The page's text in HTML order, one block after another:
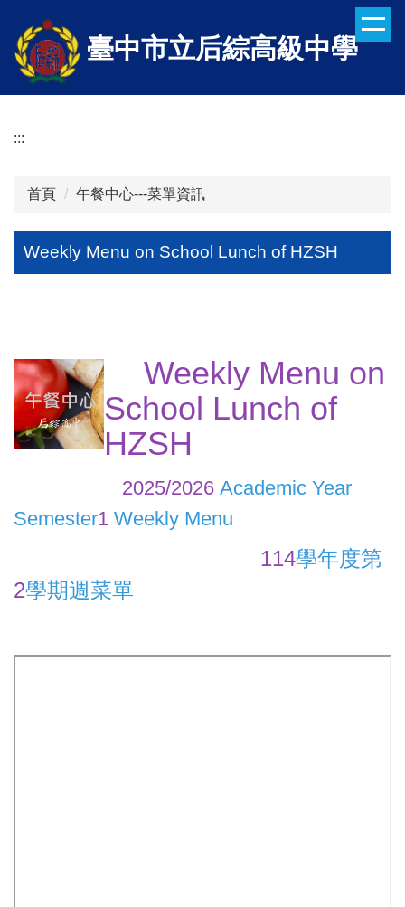
到
主
區
臺中市立后綜高級中學
:::
首頁 午餐中心---菜單資訊
Weekly Menu on School Lunch of HZSH
Weekly Menu on
School Lunch of
HZSH
2025/2026 Academic Year
Semester1 Weekly Menu
114學年度第
2學期週菜單